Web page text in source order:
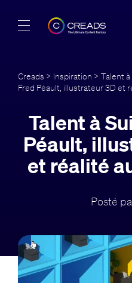
Offres
À propos
Guide
Creads > Inspiration > Talent
Fred Péault, illustrateur 3D et
Talent à
Péault,
et réalité
Posté